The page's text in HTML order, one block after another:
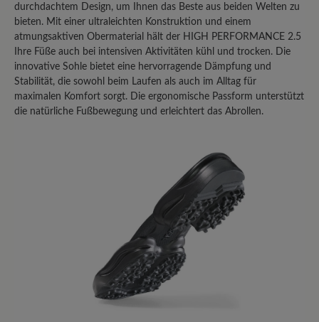
Teilen Sie Ihre Erfahrungen mit anderen
Kunden.
Bewertung schreiben
Bewertung mit 3 von 5 Sternen
Fast perfekter Allrounder
Ich habe mehrere High Performance
Schuhe, sowohl mit Mixed-
durchdachtem Design, um Ihnen das Beste aus beiden Welten zu
bieten. Mit einer ultraleichten Konstruktion und einem
atmungsaktiven Obermaterial hält der HIGH PERFORMANCE 2.5
Ihre Füße auch bei intensiven Aktivitäten kühl und trocken. Die
innovative Sohle bietet eine hervorragende Dämpfung und
Stabilität, die sowohl beim Laufen als auch im Alltag für
maximalen Komfort sorgt. Die ergonomische Passform unterstützt
die natürliche Fußbewegung und erleichtert das Abrollen.